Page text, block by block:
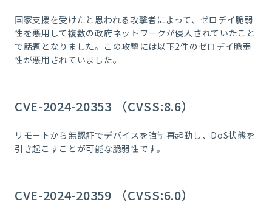
国家支援を受けたと思われる攻撃者によって、ゼロデイ脆弱
性を悪用して複数の政府ネットワークが侵入されていたこと
で話題となりました。この攻撃には以下2件のゼロデイ脆弱
性が悪用されていました。
CVE-2024-20353 （CVSS:8.6）
リモートから無認証でデバイスを強制再起動し、DoS状態を
引き起こすことが可能な脆弱性です。
CVE-2024-20359 （CVSS:6.0）